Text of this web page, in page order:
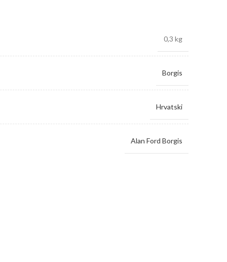
0,3 kg
Borgis
Hrvatski
Alan Ford Borgis